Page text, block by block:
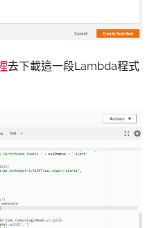
去下載這一段Lambda程式